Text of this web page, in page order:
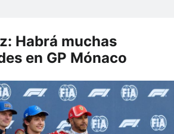
Habrá muchas
en GP Mónaco